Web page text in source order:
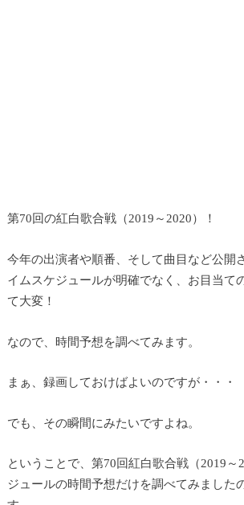
第70回の紅白歌合戦（2019～2020）！
今年の出演者や順番、そして曲目など公開
イムスケジュールが明確でなく、お目当て
て大変！
なので、時間予想を調べてみます。
まぁ、録画しておけばよいのですが・・・
でも、その瞬間にみたいですよね。
ということで、第70回紅白歌合戦（2019～
ジュールの時間予想だけを調べてみました